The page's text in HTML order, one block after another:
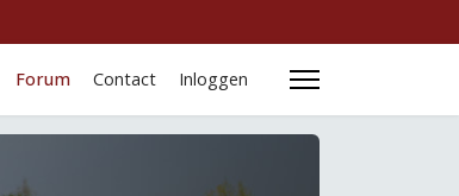
Forum Contact Inloggen